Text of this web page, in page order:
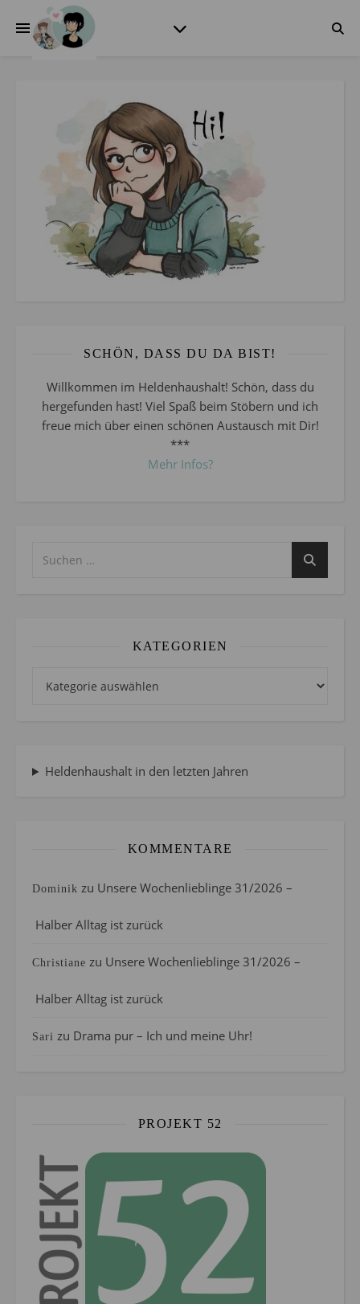
SCHÖN, DASS DU DA BIST!
Willkommen im Heldenhaushalt! Schön, dass du
hergefunden hast! Viel Spaß beim Stöbern und ich
freue mich über einen schönen Austausch mit Dir!
***
Mehr Infos?
KATEGORIEN
Heldenhaushalt in den letzten Jahren
KOMMENTARE
Dominik zu Unsere Wochenlieblinge 31/2026 –
Halber Alltag ist zurück
Christiane zu Unsere Wochenlieblinge 31/2026 –
Halber Alltag ist zurück
Sari zu Drama pur – Ich und meine Uhr!
PROJEKT 52